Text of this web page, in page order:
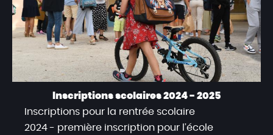
Inscriptions scolaires 2024 - 2025
Inscriptions pour la rentrée scolaire
2024 - première inscription pour l’école